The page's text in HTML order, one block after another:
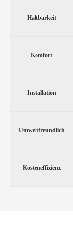
Haltbarkeit
Komfort
Installation
Umweltfreundlich
Kosteneffizienz